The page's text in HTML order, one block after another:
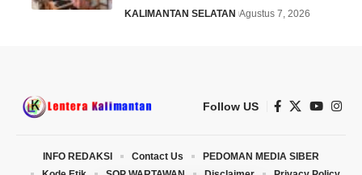
KALIMANTAN SELATAN Agustus 7, 2026
Follow US
INFO REDAKSI Contact Us
PEDOMAN MEDIA SIBER